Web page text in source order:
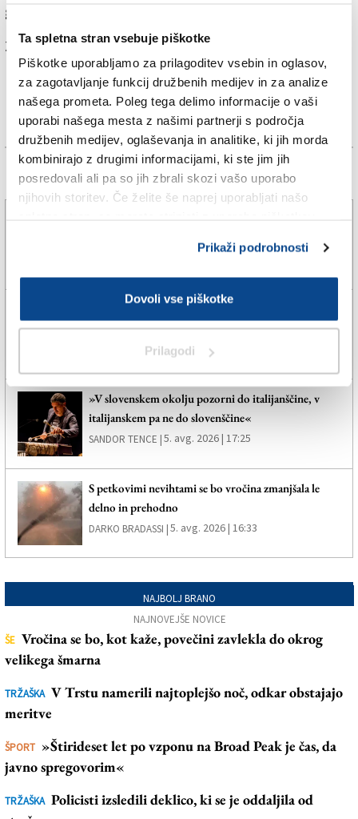
Ta spletna stran vsebuje piškotke
Piškotke uporabljamo za prilagoditev vsebin in oglasov,
za zagotavljanje funkcij družbenih medijev in za analize
našega prometa. Poleg tega delimo informacije o vaši
uporabi našega mesta z našimi partnerji s področja
družbenih medijev, oglaševanja in analitike, ki jih morda
kombinirajo z drugimi informacijami, ki ste jim jih
posredovali ali pa so jih zbrali skozi vašo uporabo
njihovih storitev. Če želite še naprej uporabljati našo
Prikaži podrobnosti
Dovoli vse piškotke
Prilagodi
gost, voznik tovornjaka pa ni utrpel hujših poškodb.
Za branje in pisanje komentarjevje potrebna prijava
Več novic
5. avg. 2026 | 19:03
»Hat-trick« Milana, Daniel Skerl ponovno peti
ERIK PICCINI |5. avg. 2026 | 18:13
»V slovenskem okolju pozorni do italijanščine, v
italijanskem pa ne do slovenščine«
SANDOR TENCE |5. avg. 2026 | 17:25
S petkovimi nevihtami se bo vročina zmanjšala le
delno in prehodno
DARKO BRADASSI |5. avg. 2026 | 16:33
NAJBOLJ BRANO
NAJNOVEJŠE NOVICE
ŠE Vročina se bo, kot kaže, povečini zavlekla do okrog
velikega šmarna
TRŽAŠKA V Trstu namerili najtoplejšo noč, odkar obstajajo
meritve
ŠPORT »Štirideset let po vzponu na Broad Peak je čas, da
javno spregovorim«
TRŽAŠKA Policisti izsledili deklico, ki se je oddaljila od